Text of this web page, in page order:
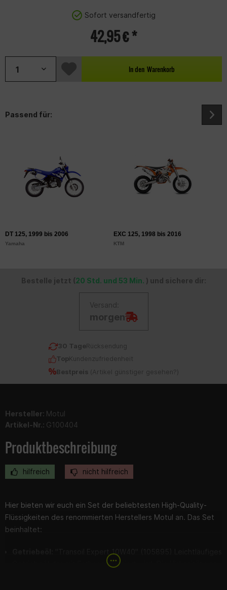
Sofort versandfertig
42,95 € *
In den Warenkorb
Passend für:
DT 125, 1999 bis 2006
Yamaha
EXC 125, 1998 bis 2016
KTM
Bestelle jetzt ( 20 Std. und 53 Min. ) und sichere dir:
Versand:
morgen
30 TageRücksendung
TopKundenzufriedenheit
Bestpreis ( Artikel günstiger gesehen? )
Hersteller: Motul
Artikel-Nr.: G100404
Produktbeschreibung
hilfreich nicht hilfreich
Hier bieten wir euch ein Set der beliebtesten High-Quality-
Flüssigkeiten des renommierten Herstellers Motul an. Das Set
beinhaltet:
"Transoil Expert 10W40" (
Getriebeöl das mit Esther stabilisiert wird. Die Viskosität von